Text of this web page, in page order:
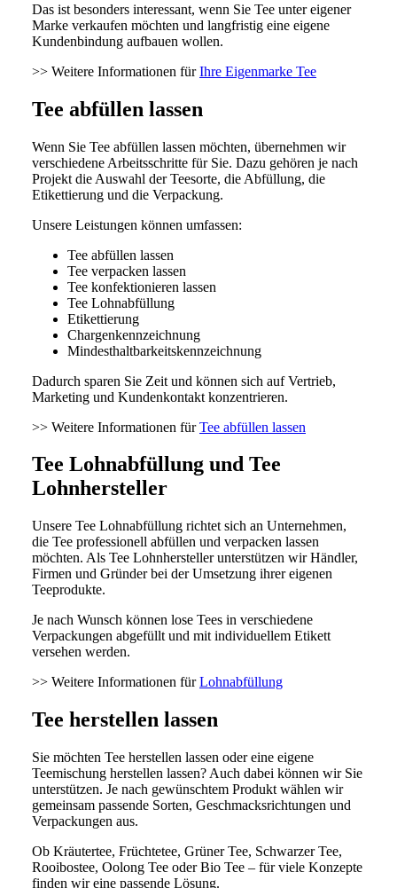
Das ist besonders interessant, wenn Sie Tee unter eigener
Marke verkaufen möchten und langfristig eine eigene
Kundenbindung aufbauen wollen.
>> Weitere Informationen fürIhre Eigenmarke Tee
Tee abfüllen lassen
Wenn Sie Tee abfüllen lassen möchten, übernehmen wir
verschiedene Arbeitsschritte für Sie. Dazu gehören je nach
Projekt die Auswahl der Teesorte, die Abfüllung, die
Etikettierung und die Verpackung.
Unsere Leistungen können umfassen:
Tee abfüllen lassen
Tee verpacken lassen
Tee konfektionieren lassen
Tee Lohnabfüllung
Etikettierung
Chargenkennzeichnung
Mindesthaltbarkeitskennzeichnung
Dadurch sparen Sie Zeit und können sich auf Vertrieb,
Marketing und Kundenkontakt konzentrieren.
>> Weitere Informationen fürTee abfüllen lassen
Tee Lohnabfüllung und Tee
Lohnhersteller
Unsere Tee Lohnabfüllung richtet sich an Unternehmen,
die Tee professionell abfüllen und verpacken lassen
möchten. Als Tee Lohnhersteller unterstützen wir Händler,
Firmen und Gründer bei der Umsetzung ihrer eigenen
Teeprodukte.
Je nach Wunsch können lose Tees in verschiedene
Verpackungen abgefüllt und mit individuellem Etikett
versehen werden.
>> Weitere Informationen fürLohnabfüllung
Tee herstellen lassen
Sie möchten Tee herstellen lassen oder eine eigene
Teemischung herstellen lassen? Auch dabei können wir Sie
unterstützen. Je nach gewünschtem Produkt wählen wir
gemeinsam passende Sorten, Geschmacksrichtungen und
Verpackungen aus.
Ob Kräutertee, Früchtetee, Grüner Tee, Schwarzer Tee,
Rooibostee, Oolong Tee oder Bio Tee – für viele Konzepte
finden wir eine passende Lösung.